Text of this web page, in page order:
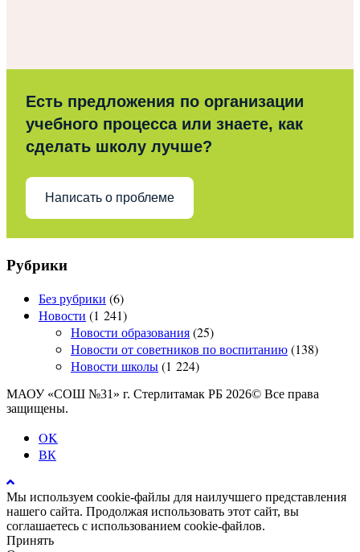
Есть предложения по организации
учебного процесса или знаете, как
сделать школу лучше?
Написать о проблеме
Рубрики
Без рубрики (6)
Новости (1 241)
Новости образования(25)
Новости от советников по воспитанию(138)
Новости школы(1 224)
МАОУ «СОШ №31» г. Стерлитамак РБ 2026© Все права
защищены.
OK
ВК
Мы используем cookie-файлы для наилучшего представления
нашего сайта. Продолжая использовать этот сайт, вы
соглашаетесь с использованием cookie-файлов.
Принять